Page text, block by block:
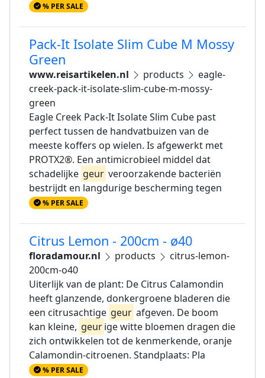
% PER SALE
Pack-It Isolate Slim Cube M Mossy
Green
www.reisartikelen.nl products
eagle-
creek-pack-it-isolate-slim-cube-m-mossy-
green
Eagle Creek Pack-It Isolate Slim Cube past
perfect tussen de handvatbuizen van de
meeste koffers op wielen. Is afgewerkt met
PROTX2®. Een antimicrobieel middel dat
schadelijke geur veroorzakende bacteriën
bestrijdt en langdurige bescherming tegen
% PER SALE
Citrus Lemon - 200cm - ø40
floradamour.nl products
citrus-lemon-
200cm-o40
Uiterlijk van de plant: De Citrus Calamondin
heeft glanzende, donkergroene bladeren die
een citrusachtige geur afgeven. De boom
kan kleine, geurige witte bloemen dragen die
zich ontwikkelen tot de kenmerkende, oranje
Calamondin-citroenen. Standplaats: Pla
% PER SALE